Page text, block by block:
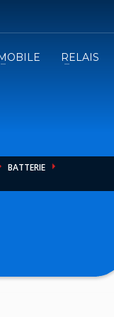
RELAIS
BATTERIE